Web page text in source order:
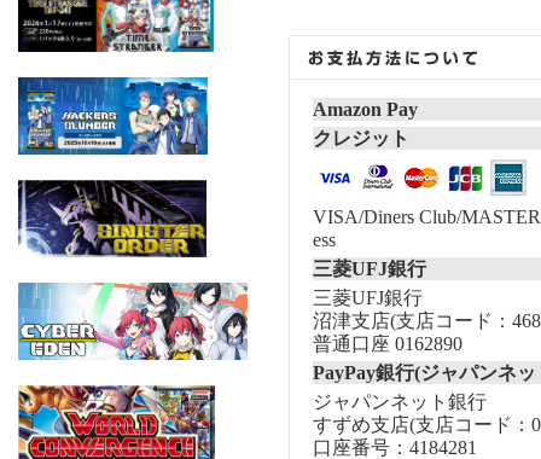
Amazon Pay
クレジット
VISA/Diners Club/
ess
三菱UFJ銀行
三菱UFJ銀行
沼津支店(支店コード：
普通口座 0162890
PayPay銀行(ジャパンネ
ジャパンネット銀行
すずめ支店(支店コード：
口座番号：4184281